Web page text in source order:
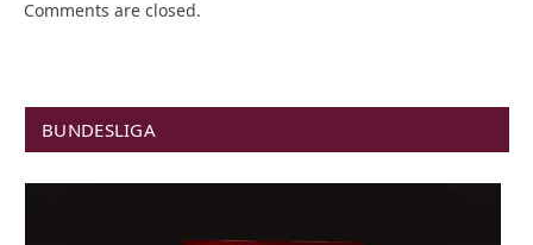
Comments are closed.
BUNDESLIGA